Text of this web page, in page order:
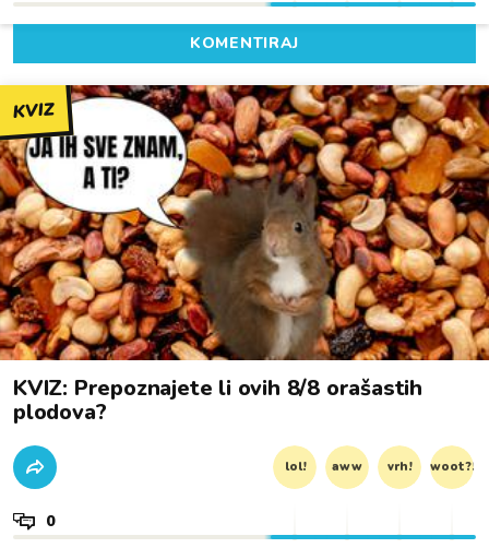
KOMENTIRAJ
KVIZ
KVIZ: Prepoznajete li ovih 8/8 orašastih
plodova?
lol! aww vrh! woot?!
0